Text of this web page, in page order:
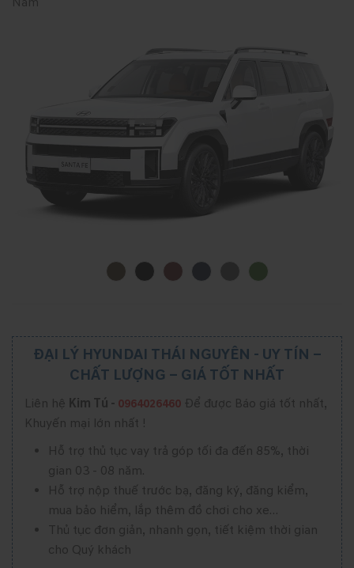
ĐẠI LÝ HYUNDAI THÁI NGUYÊN - UY TÍN –
CHẤT LƯỢNG – GIÁ TỐT NHẤT
Liên hệ Kim Tú - 0964026460 Để được Báo giá tốt nhất,
Khuyến mại lớn nhất !
Hỗ trợ thủ tục vay trả góp tối đa đến 85%, thời
gian 03 - 08 năm.
Hỗ trợ nộp thuế trước bạ, đăng ký, đăng kiểm,
mua bảo hiểm, lắp thêm đồ chơi cho xe…
Thủ tục đơn giản, nhanh gọn, tiết kiệm thời gian
cho Quý khách